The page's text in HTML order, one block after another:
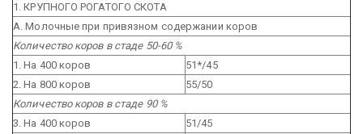
1. КРУПНОГО РОГАТОГО СКОТА
А. Молочные при привязном содержании коров
Количество коров в стаде 50-60 %
1. На 400 коров
51*/45
2. На 800 коров
55/50
Количество коров в стаде 90 %
3. На 400 коров
51/45